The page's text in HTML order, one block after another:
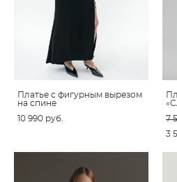
Платье c фигурным вырезом
на спине
10 990 pуб.
7
3